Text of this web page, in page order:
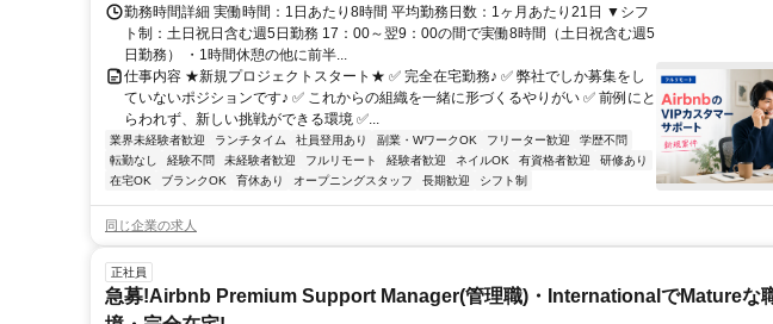
勤務時間詳細 実働時間：1日あたり8時間 平均勤務日数：1ヶ月あたり21日 ▼シフ
ト制：土日祝日含む週5日勤務 17：00～翌9：00の間で実働8時間（土日祝含む週5
日勤務） ・1時間休憩の他に前半...
仕事内容 ★新規プロジェクトスタート★ ✅ 完全在宅勤務♪ ✅ 弊社でしか募集をし
ていないポジションです♪ ✅ これからの組織を一緒に形づくるやりがい ✅ 前例にと
らわれず、新しい挑戦ができる環境 ✅...
業界未経験者歓迎 ランチタイム 社員登用あり 副業・WワークOK フリーター歓迎
学歴不問
転勤なし
経験不問 未経験者歓迎 フルリモート 経験者歓迎 ネイルOK 有資格者歓迎
研修あり
在宅OK
ブランクOK 育休あり オープニングスタッフ 長期歓迎 シフト制
同じ企業の求人
正社員
急募!Airbnb Premium Support Manager(管理職)・InternationalでMatureな